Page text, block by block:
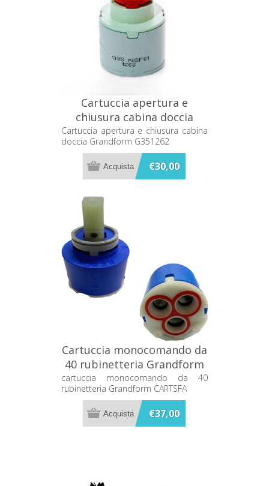
Cartuccia apertura e
chiusura cabina doccia
Grandform G351262
Cartuccia apertura e chiusura cabina
doccia Grandform G351262
€30,00
Cartuccia monocomando da
40 rubinetteria Grandform
CARTSFA
cartuccia monocomando da 40
rubinetteria Grandform CARTSFA
€37,00